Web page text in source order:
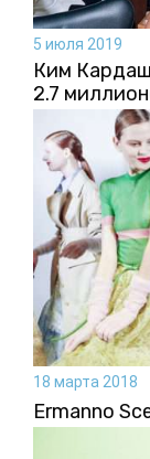
5 июля 2019
Ким
2.7
18 марта 2018
Ermanno